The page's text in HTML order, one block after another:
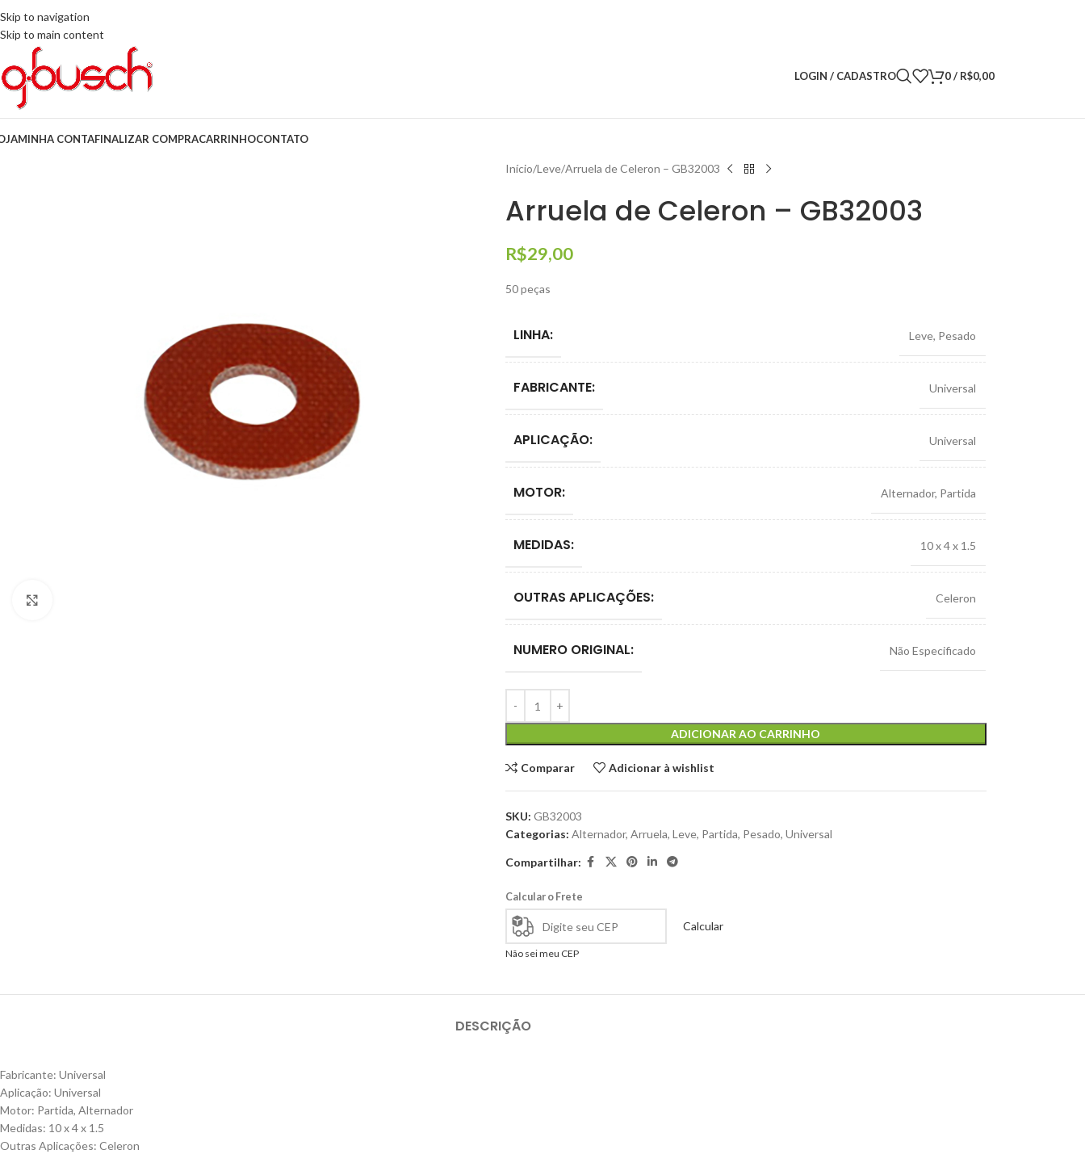
Skip to navigation
Skip to main content
LOGIN / CADASTRO 0/ R$0,00
MINHA CONTAFINALIZAR COMPRACARRINHOCONTATO
Início Leve Arruela de Celeron – GB32003
Arruela de Celeron – GB32003
R$29,00
50 peças
LINHA: Leve, Pesado
FABRICANTE: Universal
APLICAÇÃO: Universal
MOTOR: Alternador, Partida
MEDIDAS: 10 x 4 x 1.5
OUTRAS APLICAÇÕES: Celeron
NUMERO ORIGINAL: Não Especificado
ADICIONAR AO CARRINHO
Comparar Adicionar à wishlist
SKU: GB32003
Categorias: Alternador, Arruela, Leve, Partida, Pesado, Universal
Compartilhar:
Calcular o Frete
Calcular
Não sei meu CEP
DESCRIÇÃO
Fabricante: Universal
Aplicação: Universal
Motor: Partida, Alternador
Medidas: 10 x 4 x 1.5
Outras Aplicações: Celeron